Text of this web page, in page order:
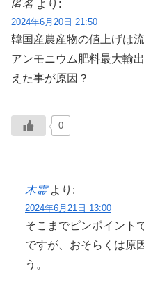
匿名 より:
2024年6月20日 21:50
韓国産農産物の値上げは
アンモニウム肥料最大輸
えた事が原因？
0
木霊 より:
2024年6月21日 13:00
そこまでピンポイント
ですが、おそらくは原
う。